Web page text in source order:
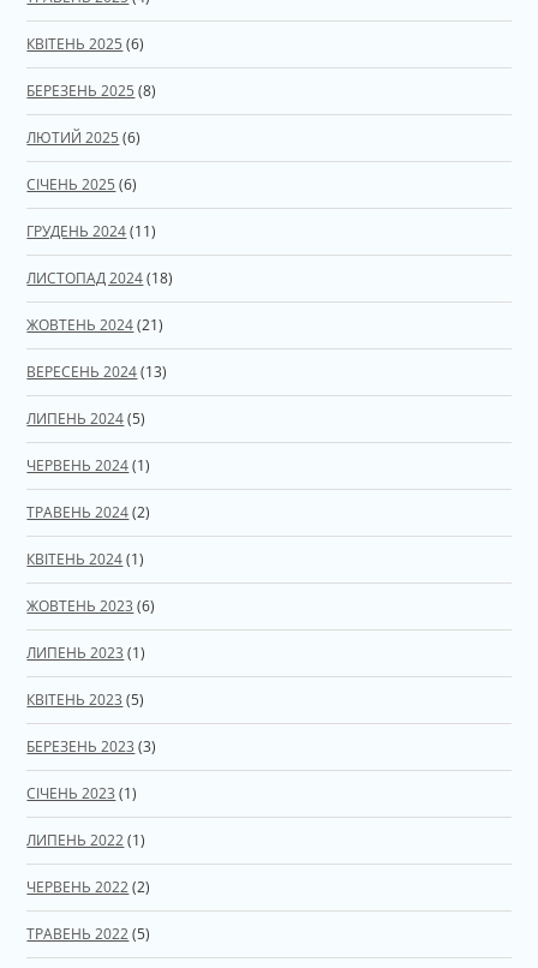
КВІТЕНЬ 2025 (6)
БЕРЕЗЕНЬ 2025 (8)
ЛЮТИЙ 2025 (6)
СІЧЕНЬ 2025 (6)
ГРУДЕНЬ 2024(11)
ЛИСТОПАД 2024(18)
ЖОВТЕНЬ 2024(21)
ВЕРЕСЕНЬ 2024(13)
ЛИПЕНЬ 2024(5)
ЧЕРВЕНЬ 2024(1)
ТРАВЕНЬ 2024(2)
КВІТЕНЬ 2024(1)
ЖОВТЕНЬ 2023 (6)
ЛИПЕНЬ 2023 (1)
КВІТЕНЬ 2023 (5)
БЕРЕЗЕНЬ 2023 (3)
СІЧЕНЬ 2023 (1)
ЛИПЕНЬ 2022(1)
ЧЕРВЕНЬ 2022(2)
ТРАВЕНЬ 2022(5)